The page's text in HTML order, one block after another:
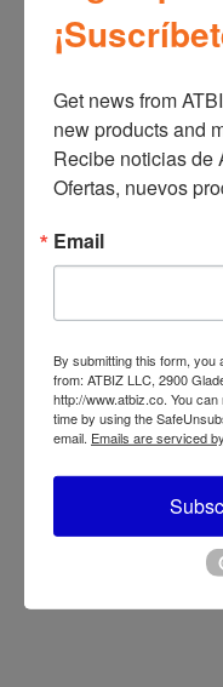
Licuadora Oster
Reversible Vaso
BLSTPYG1211NBG/
PYG1210RBG
Arrocera Multiusos
Oster Acero
CKSTRC5732SS-013
Get news from
new products and
Recibe noticias de
Ofertas, nuevos
Email
By submitting this form, you
from: ATBIZ LLC, 2900
http://www.atbiz.co. You
time by using the
email. Emails are serviced